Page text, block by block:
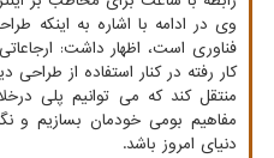
وی در ادامه با اشاره به اینکه
فناوری است، اظهار داشت:
کار رفته در کنار استفاده از طراحی
منتقل کند که می توانیم پلی
مفاهیم بومی خودمان بسازیم و
دنیای امروز باشد.